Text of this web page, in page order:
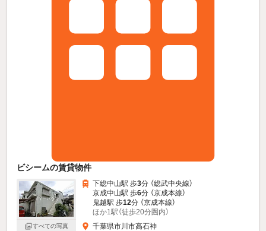
ビシームの賃貸物件
すべての写真
下総中山駅 歩3分 （総武中央線）
京成中山駅 歩6分 （京成本線）
鬼越駅 歩12分 （京成本線）
ほか1駅（徒歩20分圏内）
千葉県市川市高石神